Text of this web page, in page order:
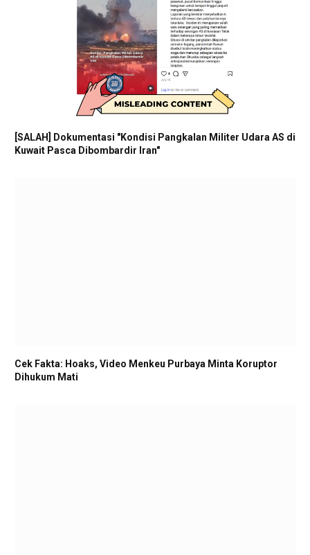
[SALAH] Dokumentasi "Kondisi Pangkalan Militer Udara AS di
Kuwait Pasca Dibombardir Iran"
Cek Fakta: Hoaks, Video Menkeu Purbaya Minta Koruptor
Dihukum Mati